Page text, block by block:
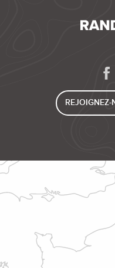
REJOIGNEZ-